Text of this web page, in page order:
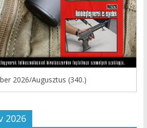
2026/Augusztus (340.)
2026